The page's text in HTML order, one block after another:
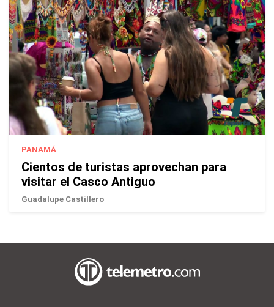
PANAMÁ
Cientos de turistas aprovechan para
visitar el Casco Antiguo
Guadalupe Castillero